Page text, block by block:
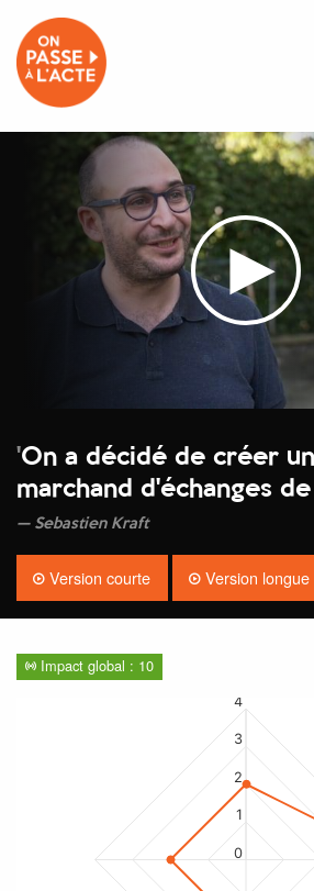
'On a décidé de créer
marchand d'échanges
Sebastien Kraft
Version courte Version longue
Impact global : 10
0
1
2
3
4